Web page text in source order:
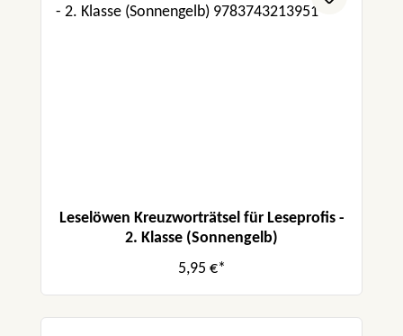
Leselöwen Kreuzworträtsel für Leseprofis -
2. Klasse (Sonnengelb)
5,95 €*